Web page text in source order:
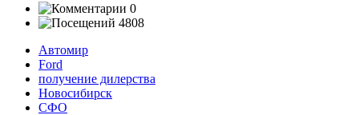
0
4808
Автомир
Ford
получение дилерства
Новосибирск
СФО